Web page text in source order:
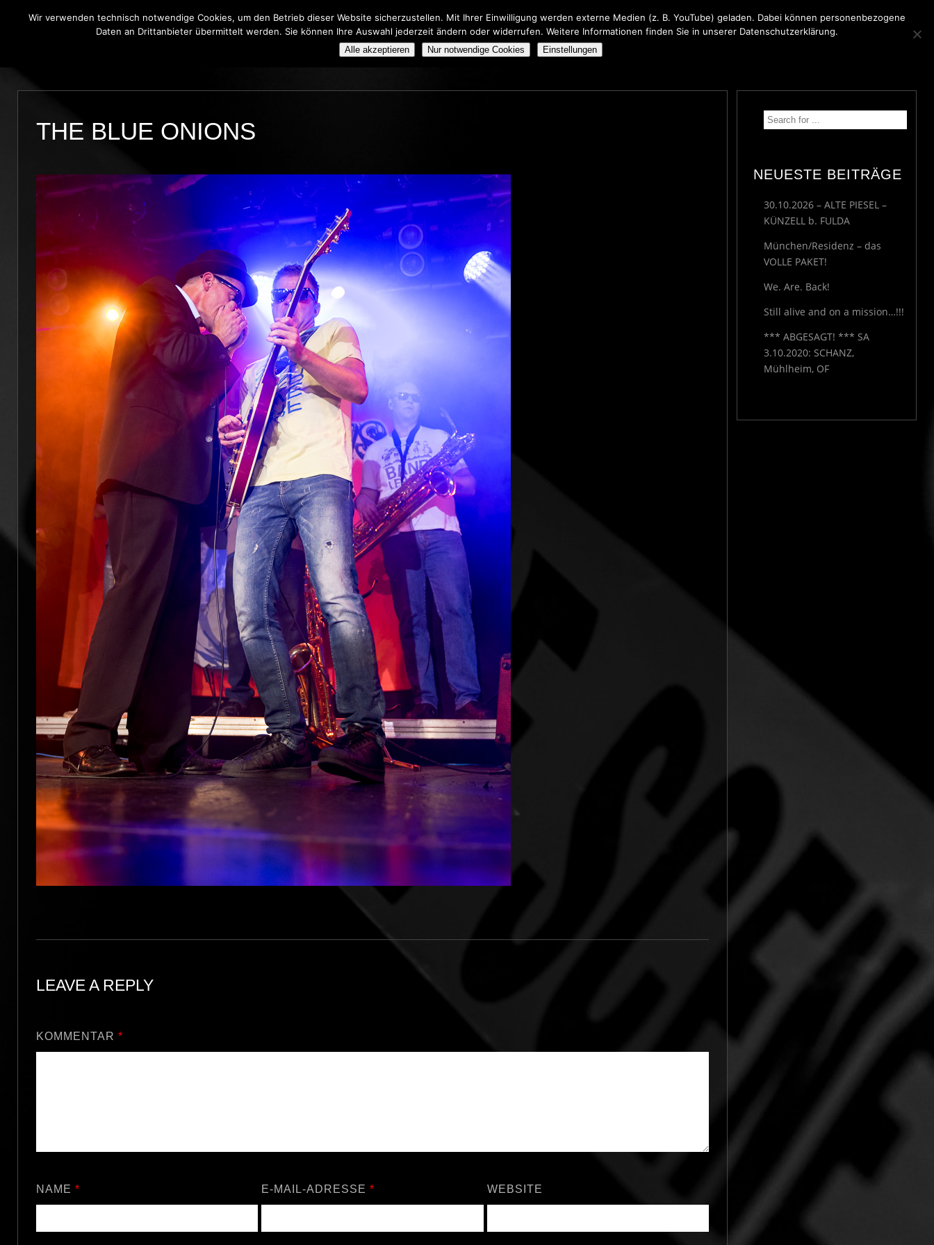
THE BLUE ONIONS BLUES BROTHERS TRIBUTE SHOW IMPRESSUM
THE BLUE ONIONS
LEAVE A REPLY
KOMMENTAR *
NAME * E-MAIL-ADRESSE* WEBSITE
NEUESTE BEITRÄGE
30.10.2026 – ALTE PIESEL –
KÜNZELL b. FULDA
München/Residenz – das
VOLLE PAKET!
We. Are. Back!
Still alive and on a mission…!!!
*** ABGESAGT! *** SA
3.10.2020: SCHANZ,
Mühlheim, OF
Wir verwenden technisch notwendige Cookies, um den Betrieb dieser Website sicherzustellen. Mit Ihrer Einwilligung werden externe Medien (z. B. YouTube) geladen. Dabei können personenbezogene
Daten an Drittanbieter übermittelt werden. Sie können Ihre Auswahl jederzeit ändern oder widerrufen. Weitere Informationen finden Sie in unserer Datenschutzerklärung.
Alle akzeptieren Nur notwendige Cookies Einstellungen